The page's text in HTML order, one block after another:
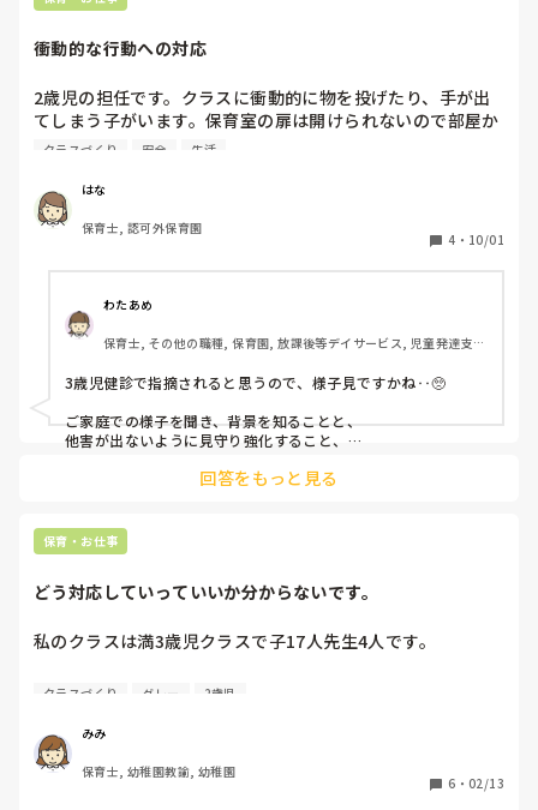
見本にして同じような保育や関わり方をしてしまっていた自
悪い見本に流されて保育はしないと決め、園長先生にもこの
件を伝え「今後は見本にしないよう気をつけてね」と言って
くださりました。
なっているようで、実際に私も数え切れないぐらい泣かされ
ました。
先日主任が「私とM先生なら保育がうまくいってクラスがま
ってきてしまいました。
長文失礼致しました。
衝動的な行動への対応
2歳児の担任です。クラスに衝動的に物を投げたり、手が出
てしまう子がいます。保育室の扉は開けられないので部屋か
ら出てしまうことはないですが、注意をされたり思うように
もあります。まだほとんど話せないので、気持ちを言葉に出
来ず、伝わらないのでそういう行動をとっている面はあると
思います。なので、思いつく原因を代弁して言語化を手伝っ
て以前より心を開いてくれた実感はあります。
しかし、最近は通り魔のように叩いたり、髪を引っ張ってし
まうことも増えました。止めようとすると暴れたり、頭を打
ちつけたりするのでその子自身が怪我をしないようにと考え
ると落ち着くまでギュッと抱き締めている状態です。（それ
でも暴れるので私は最近アザだらけです…）でも本人からす
れば拘束されていると感じていてもおかしくないと思うので
何か他の方法で止められればと思うのですが、何かいい方法
イスがあればお聞きしたいです…！
クラスづくり 安全 生活
はな
保育士, 認可外保育園
4 ・ 10/01
わたあめ
保育士, その他の職種, 保育園, 放課後等デイサービス, 児童発達支援
3歳児健診で指摘されると思うので、様子見ですかね‥🥺
ご家庭での様子を聞き、背景を知ることと、
他害が出ないように見守り強化すること、
クールダウンできる場所を作る
デイサービス勤務なので、参考にならなかったらすみません🥺
回答をもっと見る
保育・お仕事
どう対応していっていいか分からないです。
私のクラスは満3歳児クラスで子17人先生4人です。
そして、色んな傾向がある子がたくさんいます。
Aくん
･噛みつき(無差別的)
･集団を見るとそこに突進していく
クラスづくり グレー 2歳児
みみ
保育士, 幼稚園教諭, 幼稚園
6 ・ 02/13